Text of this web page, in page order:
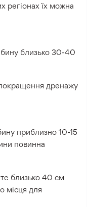
регіонах їх можна
близько 30-40
дренажу
приблизно 10-15
повинна
близько 40 см
місця для